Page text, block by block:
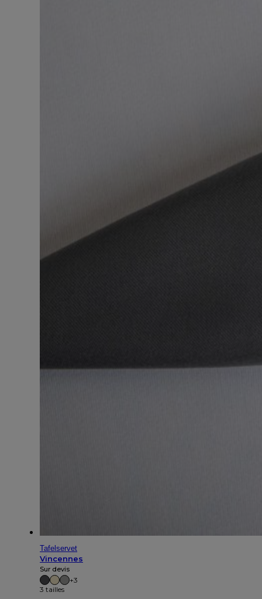
Tafelservet
Vincennes
Sur devis
+3
3 tailles